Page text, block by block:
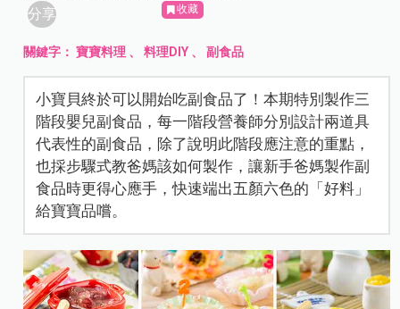
分享 收藏
關鍵字：寶寶料理 、料理DIY 、副食品
小寶貝終於可以開始吃副食品了！本期特別製作三
階段嬰兒副食品，每一階段營養師分別設計兩道具
代表性的副食品，除了說明此階段應注意的重點，
也採步驟式教爸媽該如何製作，讓新手爸媽製作副
食品時更得心應手，快速端出五顏六色的「好料」
給寶寶品嚐。